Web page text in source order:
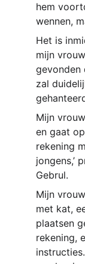
hem
wennen,
Het is
mijn
gevonden
zal
Mijn
en gaat
rekening
jongens,’
Gebrul.
Mijn
met kat,
plaatsen
rekening,